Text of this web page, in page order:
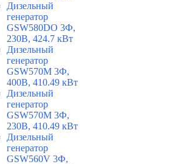
Дизельный
генератор
GSW580DO 3Ф,
230В, 424.7 кВт
Дизельный
генератор
GSW570M 3Ф,
400В, 410.49 кВт
Дизельный
генератор
GSW570M 3Ф,
230В, 410.49 кВт
Дизельный
генератор
GSW560V 3Ф,